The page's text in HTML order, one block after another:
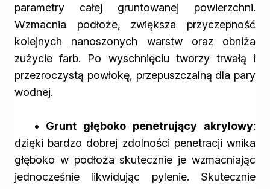
parametry całej gruntowanej powierzchni.
Wzmacnia podłoże, zwiększa przyczepność
kolejnych nanoszonych warstw oraz obniża
zużycie farb. Po wyschnięciu tworzy trwałą i
przezroczystą powłokę, przepuszczalną dla pary
wodnej.
• Grunt głęboko penetrujący akrylowy:
dzięki bardzo dobrej zdolności penetracji wnika
głęboko w podłoża skutecznie je wzmacniając
jednocześnie likwidując pylenie. Skutecznie